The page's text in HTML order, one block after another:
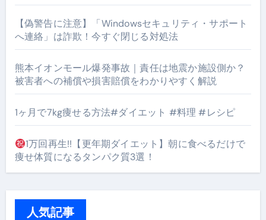
【偽警告に注意】「Windowsセキュリティ・サポート
へ連絡」は詐欺！今すぐ閉じる対処法
熊本イオンモール爆発事故｜責任は地震か施設側か？
被害者への補償や損害賠償をわかりやすく解説
1ヶ月で7kg痩せる方法#ダイエット #料理 #レシピ
1万回再生!!【更年期ダイエット】朝に食べるだけで
痩せ体質になるタンパク質3選！
人気記事